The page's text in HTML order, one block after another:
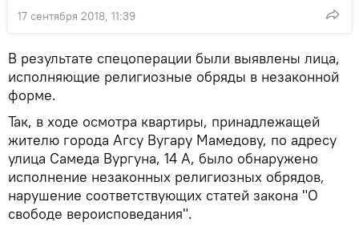
17 сентября 2018, 11:39
В результате спецоперации были выявлены лица,
исполняющие религиозные обряды в незаконной
форме.
Так, в ходе осмотра квартиры, принадлежащей
жителю города Агсу Вугару Мамедову, по адресу
улица Самеда Вургуна, 14 А, было обнаружено
исполнение незаконных религиозных обрядов,
нарушение соответствующих статей закона "О
свободе вероисповедания".